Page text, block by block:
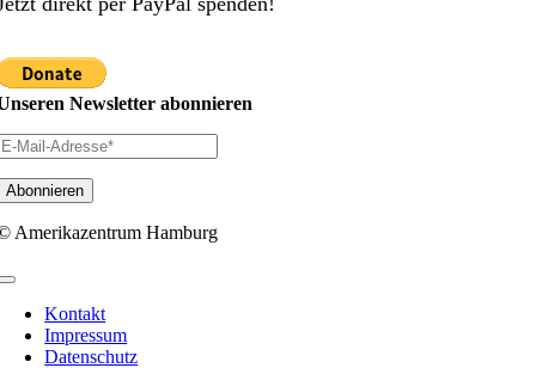
Newsletter abonnieren
Amerikazentrum Hamburg
Toggle
NavigationKontakt
Impressum
Datenschutz